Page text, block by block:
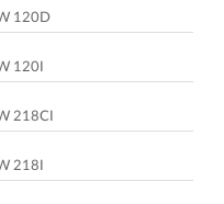
120D
120I
218CI
218I